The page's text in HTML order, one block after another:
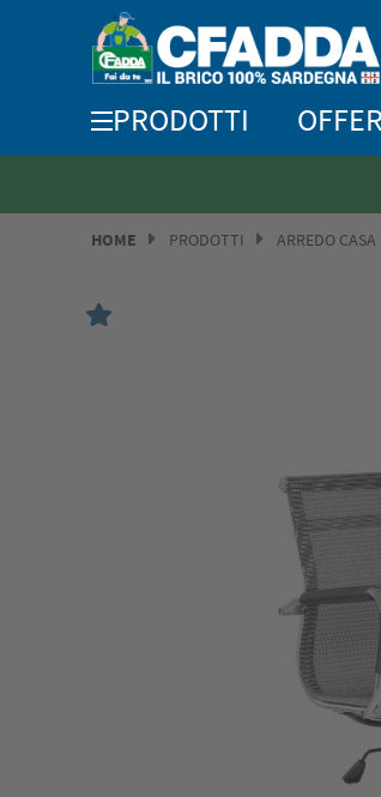
PRODOTTI
HOME PRODOTTI ARREDO